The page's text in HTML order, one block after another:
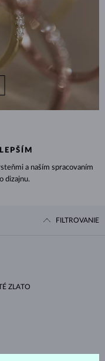
a naším spracovaním
dizajnu.
FILTROVANIE
ZLATO